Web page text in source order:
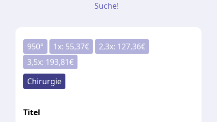
Suche!
950° 1x: 55,37€ 2,3x: 127,36€
3,5x: 193,81€
Chirurgie
Titel